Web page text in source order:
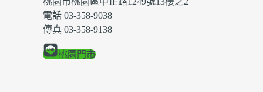
電話 03-358-9038
傳真 03-358-9138
桃園門市